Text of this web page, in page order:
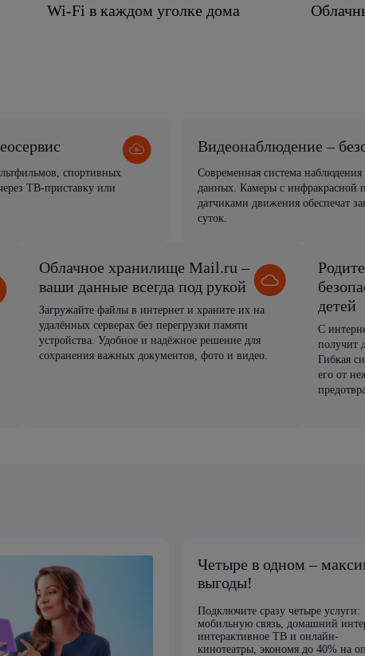
Wi-Fi в каждом уголке дома
спортивных
ТВ-приставку или
Видеонаблюдение –
Современная система
данных. Камеры с инфракрасной
датчиками движения обеспечат
суток.
Облачное хранилище Mail.ru –
ваши данные всегда под рукой
Загружайте файлы в интернет и храните их на
удалённых серверах без перегрузки памяти
устройства. Удобное и надёжное решение для
сохранения важных документов, фото и видео.
детей
С
получит
Гибкая
его от
Четыре в одном –
выгоды!
Подключите сразу четыре услуги:
мобильную связь, домашний
интерактивное ТВ и онлайн-
кинотеатры, экономя до 40% на